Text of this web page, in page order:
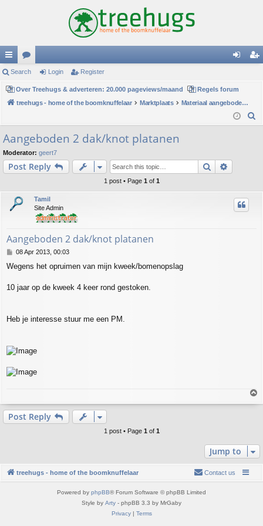
ui
ck
lin
ks
or
u
m
s
in
Search Login Register
Over Treehugs & adverteren: 20.000 pageviews/maand
Regels forum
treehugs - home of the boomknuffelaar
Marktplaats
Materiaal aangeboden/gezocht
Aangeboden 2 dak/knot platanen
Moderator: geert7
Post Reply Search
1 post • Page 1 of 1
Tamil
Site Admin
Aangeboden 2 dak/knot platanen
P
s
08 Apr 2013, 00:03
Wegens het opruimen van mijn kweek/bomenopslag
10 jaar op de kweek 4 keer rond gestoken.
Heb je interesse stuur me een PM.
Post Reply
1 post • Page 1 of 1
Jump to
treehugs - home of the boomknuffelaar Contact us
Powered by phpBB® Forum Software © phpBB Limited
Style by Arty - phpBB 3.3 by MrGaby
Privacy| Terms